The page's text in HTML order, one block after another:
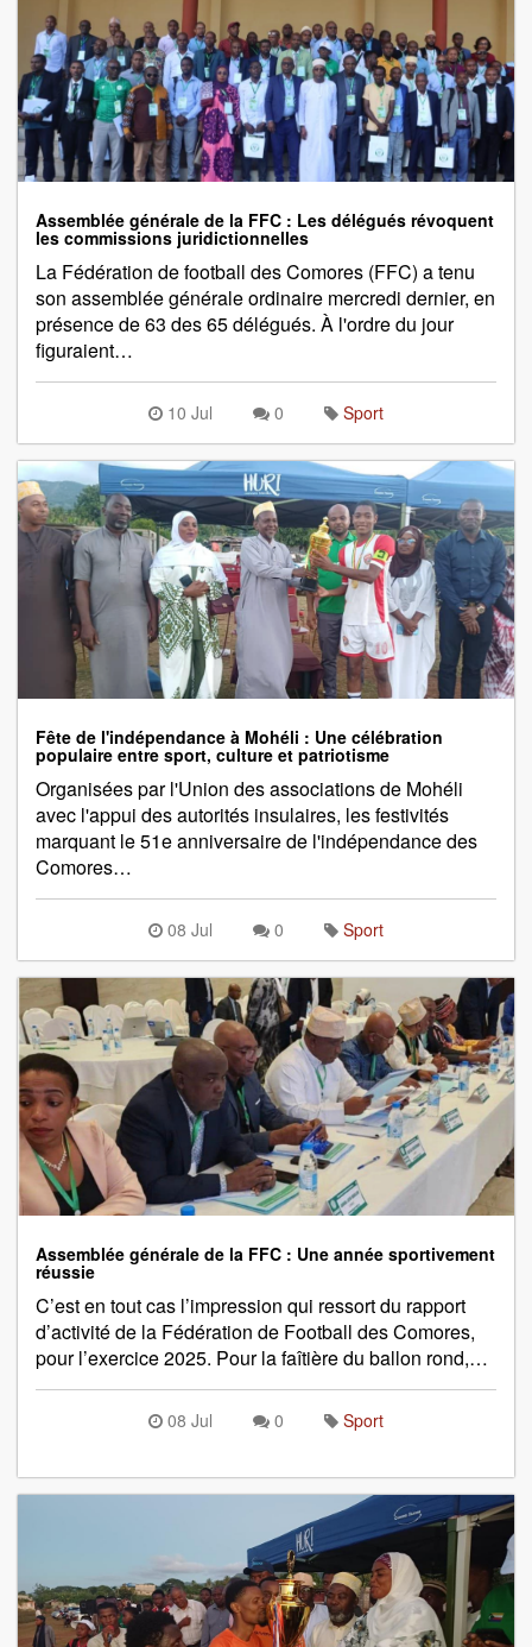
Assemblée générale de la FFC : Les délégués révoquent
les commissions juridictionnelles
La Fédération de football des Comores (FFC) a tenu
son assemblée générale ordinaire mercredi dernier, en
présence de 63 des 65 délégués. À l'ordre du jour
figuraient…
10 Jul 0 Sport
Fête de l'indépendance à Mohéli : Une célébration
populaire entre sport, culture et patriotisme
Organisées par l'Union des associations de Mohéli
avec l'appui des autorités insulaires, les festivités
marquant le 51e anniversaire de l'indépendance des
Comores…
08 Jul 0 Sport
Assemblée générale de la FFC : Une année sportivement
réussie
C’est en tout cas l’impression qui ressort du rapport
d’activité de la Fédération de Football des Comores,
pour l’exercice 2025. Pour la faîtière du ballon rond,…
08 Jul 0 Sport